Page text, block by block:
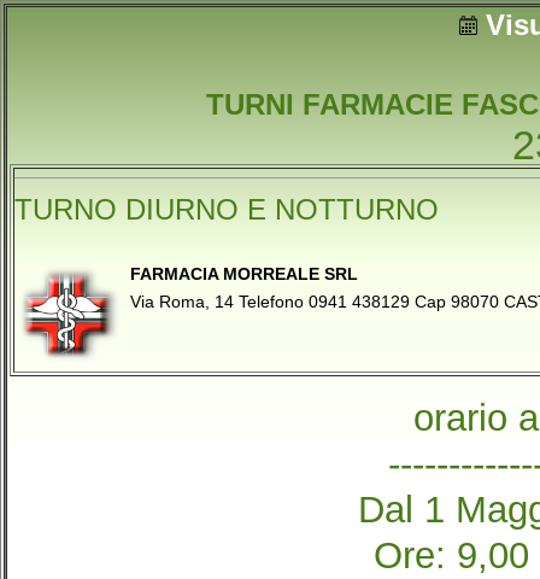
TURNI FARMACIE
TURNO DIURNO E NOTTURNO
FARMACIA MORREALE SRL
Via Roma, 14 Telefono 0941 438129 Cap 98070
orario
Dal 1
Ore: